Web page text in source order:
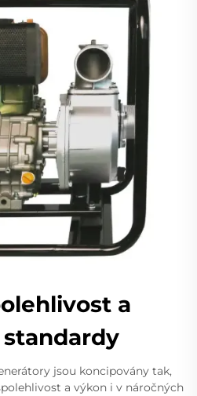
a
jsou koncipovány tak,
a výkon i v náročných